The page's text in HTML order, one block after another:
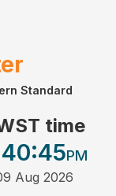
Standard
time
:45PM
Aug 2026